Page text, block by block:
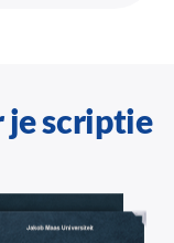
je scriptie